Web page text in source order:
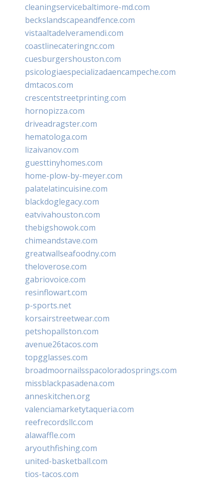
cleaningservicebaltimore-md.com
beckslandscapeandfence.com
vistaaltadelveramendi.com
coastlinecateringnc.com
cuesburgershouston.com
psicologiaespecializadaencampeche.com
dmtacos.com
crescentstreetprinting.com
hornopizza.com
driveadragster.com
hematologa.com
lizaivanov.com
guesttinyhomes.com
home-plow-by-meyer.com
palatelatincuisine.com
blackdoglegacy.com
eatvivahouston.com
thebigshowok.com
chimeandstave.com
greatwallseafoodny.com
theloverose.com
gabriovoice.com
resinflowart.com
p-sports.net
korsairstreetwear.com
petshopallston.com
avenue26tacos.com
topgglasses.com
broadmoornailsspacoloradosprings.com
missblackpasadena.com
anneskitchen.org
valenciamarketytaqueria.com
reefrecordsllc.com
alawaffle.com
aryouthfishing.com
united-basketball.com
tios-tacos.com